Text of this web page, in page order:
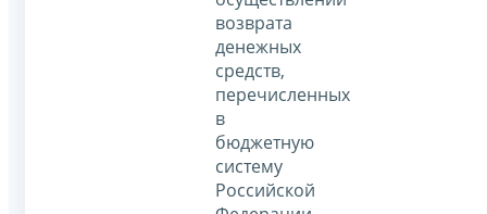
возврата
денежных
средств,
перечисленных
в
бюджетную
систему
Российской